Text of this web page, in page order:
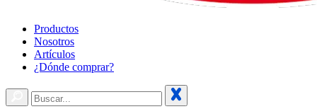
Productos
Nosotros
Artículos
¿Dónde comprar?